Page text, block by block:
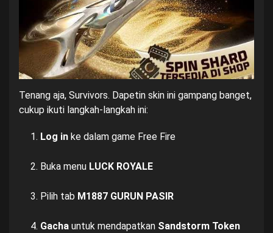
Tenang aja, Survivors. Dapetin skin ini gampang banget,
cukup ikuti langkah-langkah ini:
Log in ke dalam game Free Fire
Buka menu LUCK ROYALE
Pilih tab M1887 GURUN PASIR
Gacha untuk mendapatkan Sandstorm Token